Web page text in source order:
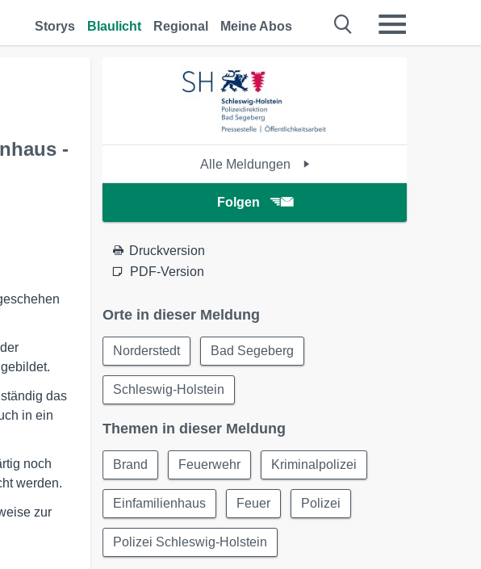
Storys Blaulicht Regional Meine Abos
-
das
in ein
noch
werden.
zur
Alle Meldungen
Folgen
Druckversion
PDF-Version
Orte in dieser Meldung
Norderstedt Bad Segeberg
Schleswig-Holstein
Themen in dieser Meldung
Brand Feuerwehr Kriminalpolizei
Einfamilienhaus Feuer Polizei
Polizei Schleswig-Holstein